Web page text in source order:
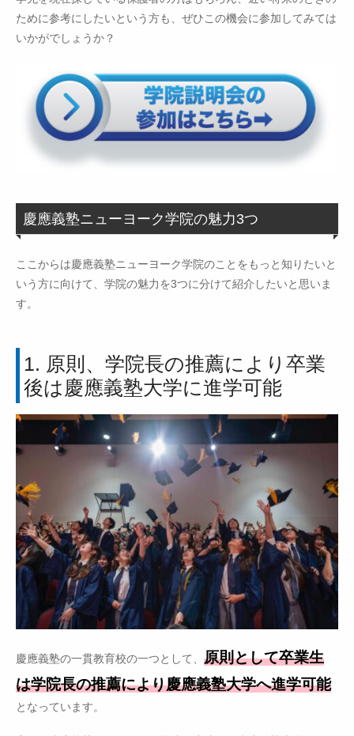
ために参考にしたいという方も、ぜひこの機会に参加してみては
いかがでしょうか？
慶應義塾ニューヨーク学院の魅力3つ
ここからは慶應義塾ニューヨーク学院のことをもっと知りたいと
いう方に向けて、学院の魅力を3つに分けて紹介したいと思いま
す。
1. 原則、学院長の推薦により卒業
後は慶應義塾大学に進学可能
慶應義塾の一貫教育校の一つとして、 原則として卒業生
は学院長の推薦により慶應義塾大学へ進学可能
となっています。